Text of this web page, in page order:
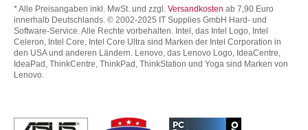
* Alle Preisangaben inkl. MwSt. und zzgl. Versandkosten ab 7,90 Euro
innerhalb Deutschlands. © 2002-2025 IT Supplies GmbH Hard- und
Software-Service. Alle Rechte vorbehalten. Intel, das Intel Logo, Intel
Celeron, Intel Core, Intel Core Ultra sind Marken der Intel Corporation in
den USA und anderen Ländern. Lenovo, das Lenovo Logo, IdeaCentre,
IdeaPad, ThinkCentre, ThinkPad, ThinkStation und Yoga sind Marken von
Lenovo.